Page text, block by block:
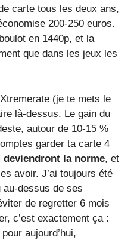
carte tous les deux ans,
200-250 euros.
en 1440p, et la
que dans les jeux les
(je te mets le
là-dessus. Le gain du
autour de 10-15 %
garder ta carte 4
deviendront la norme, et
avoir. J’ai toujours été
au-dessus de ses
de regretter 6 mois
c’est exactement ça :
aujourd’hui,